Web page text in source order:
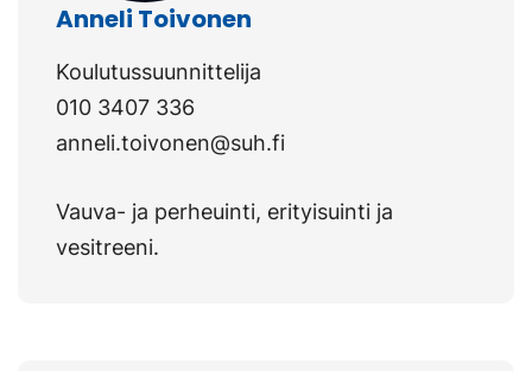
Anneli Toivonen
Koulutussuunnittelija
010 3407 336
anneli.toivonen@suh.fi
Vauva- ja perheuinti, erityisuinti ja
vesitreeni.